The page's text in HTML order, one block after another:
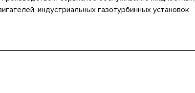
индустриальных газотурбинных установок